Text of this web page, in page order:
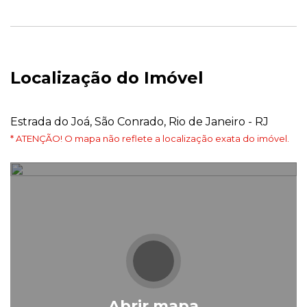
Localização do Imóvel
Estrada do Joá, São Conrado, Rio de Janeiro - RJ
* ATENÇÃO! O mapa não reflete a localização exata do imóvel.